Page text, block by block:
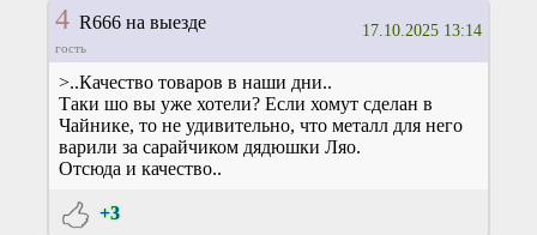
4R666 на выезде
гость
17.10.2025 13:14
>..Качество товаров в наши дни..
Таки шо вы уже хотели? Если хомут сделан в
Чайнике, то не удивительно, что металл для него
варили за сарайчиком дядюшки Ляо.
Отсюда и качество..
+3